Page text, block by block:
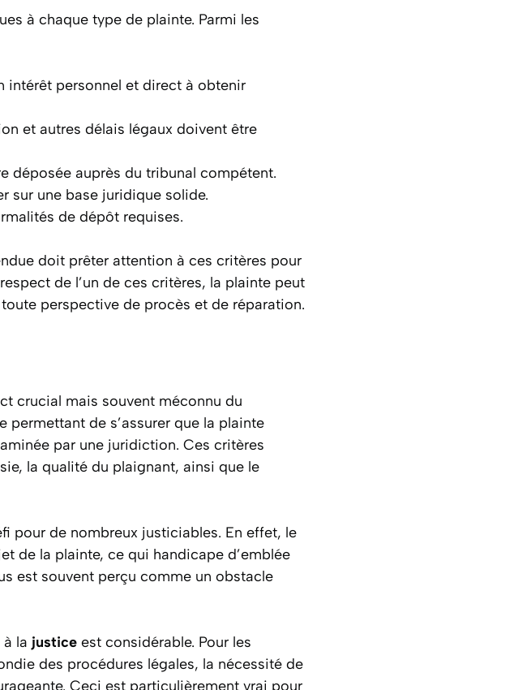
à chaque type de plainte. Parmi les
intérêt personnel et direct à obtenir
et autres délais légaux doivent être
déposée auprès du tribunal compétent.
sur une base juridique solide.
de dépôt requises.
doit prêter attention à ces critères pour
de l’un de ces critères, la plainte peut
perspective de procès et de réparation.
crucial mais souvent méconnu du
permettant de s’assurer que la plainte
par une juridiction. Ces critères
la qualité du plaignant, ainsi que le
pour de nombreux justiciables. En effet, le
de la plainte, ce qui handicape d’emblée
est souvent perçu comme un obstacle
la justice est considérable. Pour les
des procédures légales, la nécessité de
Ceci est particulièrement vrai pour